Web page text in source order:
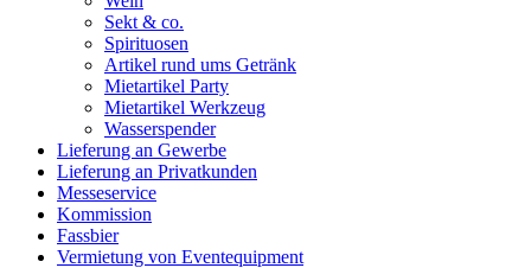
Sekt & co.
Spirituosen
Artikel rund ums Getränk
Mietartikel Party
Mietartikel Werkzeug
Wasserspender
Lieferung an Gewerbe
Lieferung an Privatkunden
Messeservice
Kommission
Fassbier
Vermietung von Eventequipment